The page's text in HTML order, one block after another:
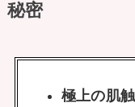
秘密
極上の肌